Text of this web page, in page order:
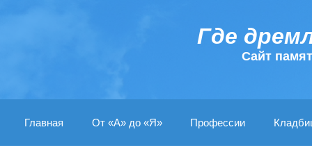
Где
Cайт
Главная От «А» до «Я» Профессии